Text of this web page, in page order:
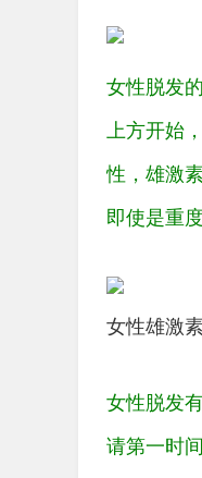
女性脱发
上方开始
性，雄激
即使是重
女性雄激
女性脱发
请第一时